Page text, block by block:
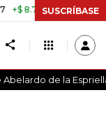
+2,19% TASA DE
SUSCRÍBASE
de la